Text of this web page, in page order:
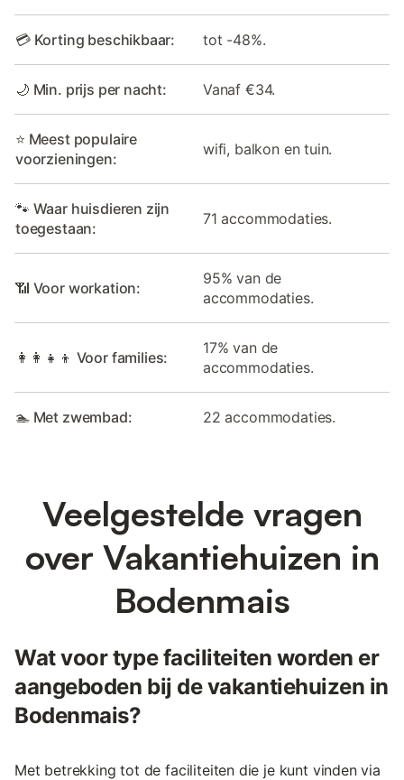
💳 Korting beschikbaar: tot -48%.
🌙 Min. prijs per nacht: Vanaf €34.
⭐ Meest populaire
voorzieningen:
wifi, balkon en tuin.
🐾 Waar huisdieren zijn
toegestaan:
71 accommodaties.
📶 Voor workation:
95% van de
accommodaties.
👩‍👩‍👧‍👦 Voor families:
17% van de
accommodaties.
🏊 Met zwembad: 22 accommodaties.
Veelgestelde vragen
over Vakantiehuizen in
Bodenmais
Wat voor type faciliteiten worden er
aangeboden bij de vakantiehuizen in
Bodenmais?
Met betrekking tot de faciliteiten die je kunt vinden via